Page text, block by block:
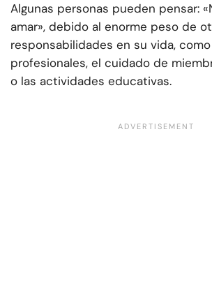
Algunas personas pueden pensar:
amar», debido al enorme peso de
responsabilidades en su vida,
profesionales, el cuidado de
o las actividades educativas.